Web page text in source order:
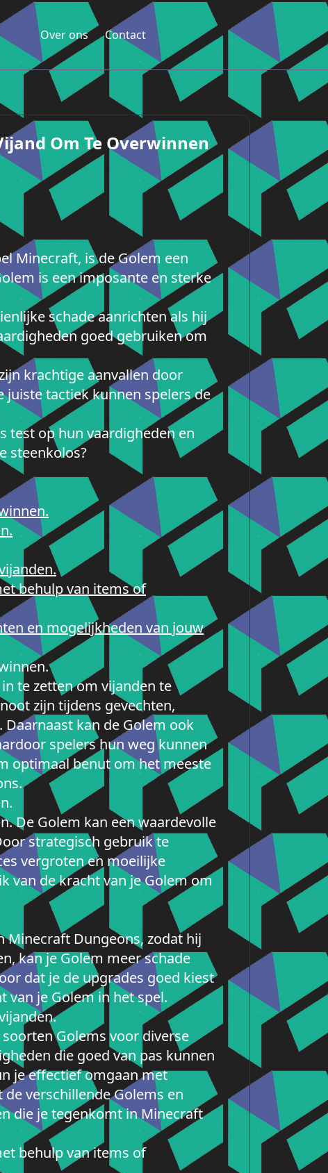
Over ons Contact
Om Te Overwinnen
Minecraft, is de Golem een
is een imposante en sterke
schade aanrichten als hij
goed gebruiken om
krachtige aanvallen door
juiste tactiek kunnen spelers de
test op hun vaardigheden en
steenkolos?
behulp van items of
en mogelijkheden van jouw
te zetten om vijanden te
zijn tijdens gevechten,
kan de Golem ook
spelers hun weg kunnen
optimaal benut om het meeste
De Golem kan een waardevolle
strategisch gebruik te
vergroten en moeilijke
van de kracht van je Golem om
Minecraft Dungeons, zodat hij
kan je Golem meer schade
dat je de upgrades goed kiest
van je Golem in het spel.
Golems voor diverse
die goed van pas kunnen
je effectief omgaan met
verschillende Golems en
die je tegenkomt in Minecraft
behulp van items of